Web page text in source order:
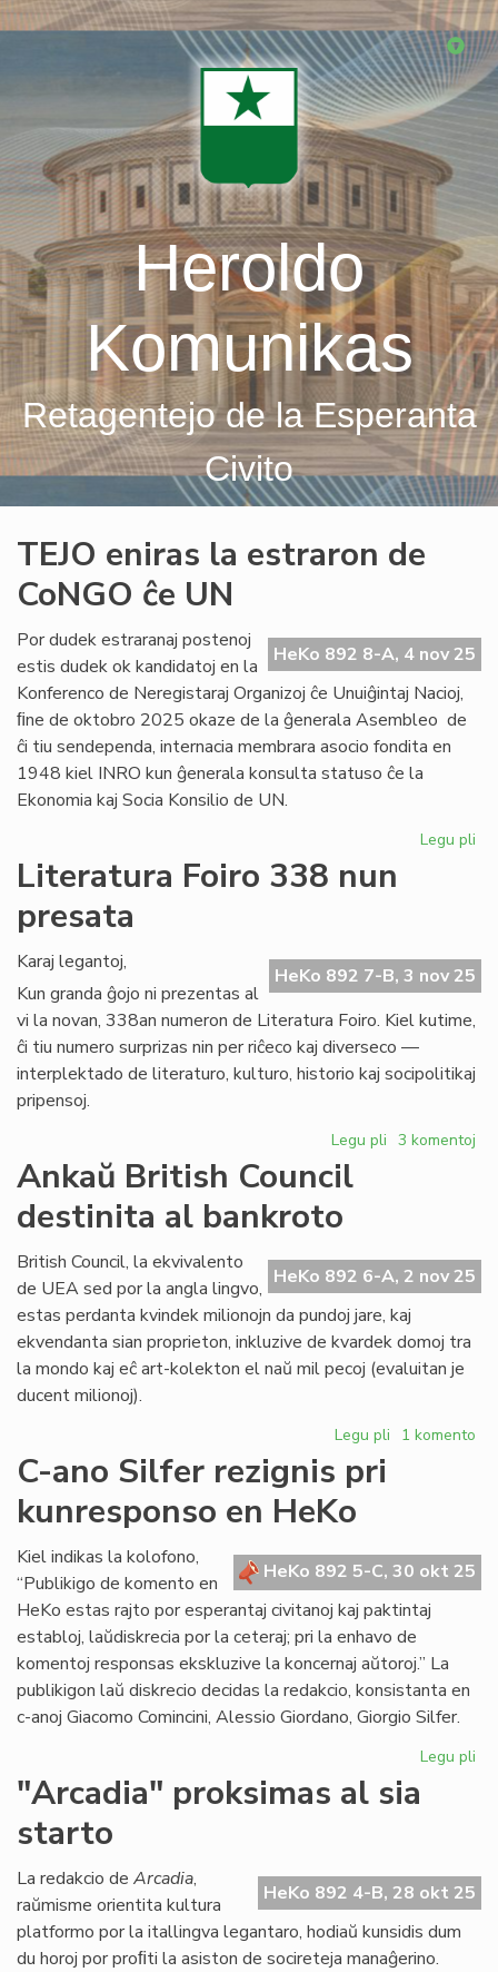
Skip
Heroldo
Komunikas
Retagentejo de la Esperanta
Civito
TEJO eniras la estraron de
CoNGO ĉe UN
HeKo 892 8-A, 4 nov 25
Por dudek estraranaj postenoj
estis dudek ok kandidatoj en la
Konferenco de Neregistaraj Organizoj ĉe Unuiĝintaj Nacioj,
ﬁne de oktobro 2025 okaze de la ĝenerala Asembleo de
ĉi tiu sendependa, internacia membrara asocio fondita en
1948 kiel INRO kun ĝenerala konsulta statuso ĉe la
Ekonomia kaj Socia Konsilio de UN.
Legu pli
de
Literatura Foiro 338 nun
presata
HeKo 892 7-B, 3 nov 25
Karaj legantoj,
Kun granda ĝojo ni prezentas al
vi la novan, 338an numeron de Literatura Foiro. Kiel kutime,
ĉi tiu numero surprizas nin per riĉeco kaj diverseco —
interplektado de literaturo, kulturo, historio kaj socipolitikaj
pripensoj.
Legu pli pri
presata
3 komentoj
Ankaŭ British Council
destinita al bankroto
HeKo 892 6-A, 2 nov 25
British Council, la ekvivalento
de UEA sed por la angla lingvo,
estas perdanta kvindek milionojn da pundoj jare, kaj
ekvendanta sian proprieton, inkluzive de kvardek domoj tra
la mondo kaj eĉ art-kolekton el naŭ mil pecoj (evaluitan je
ducent milionoj).
Legu pli pri
al
bankroto
1 komento
C-ano Silfer rezignis pri
kunresponso en HeKo
HeKo 892 5-C, 30 okt 25
Kiel indikas la kolofono,
“Publikigo de komento en
HeKo estas rajto por esperantaj civitanoj kaj paktintaj
establoj, laŭdiskrecia por la ceteraj; pri la enhavo de
komentoj responsas ekskluzive la koncernaj aŭtoroj.” La
publikigon laŭ diskrecio decidas la redakcio, konsistanta en
c-anoj Giacomo Comincini, Alessio Giordano, Giorgio Silfer.
Legu pli
pri
"Arcadia" proksimas al sia
starto
HeKo 892 4-B, 28 okt 25
La redakcio de Arcadia,
raŭmisme orientita kultura
platformo por la itallingva legantaro, hodiaŭ kunsidis dum
du horoj por proﬁti la asiston de socireteja manaĝerino.